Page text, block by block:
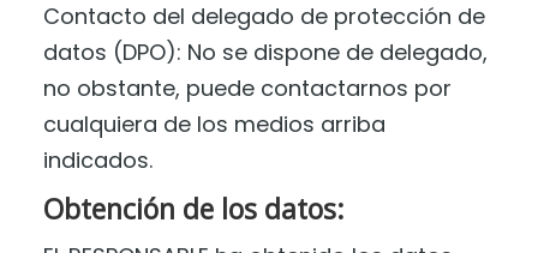
Contacto del delegado de protección de
datos (DPO): No se dispone de delegado,
no obstante, puede contactarnos por
cualquiera de los medios arriba
indicados.
Obtención de los datos: